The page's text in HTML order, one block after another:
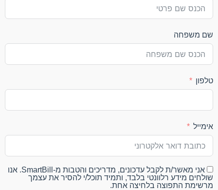
שם משפחה
טלפון
אימייל
אני מאשר/ת לקבל עדכונים, מדריכים והטבות מ-SmartBill. אנו
שולחים מידע רלוונטי בלבד, ותמיד תוכל/י להסיר את עצמך
מרשימת התפוצה בלחיצה אחת.